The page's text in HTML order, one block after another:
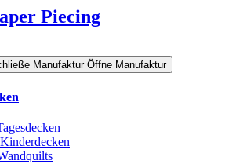
Piecing
Manufaktur Öffne Manufaktur